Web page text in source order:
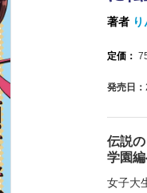
著者 り
定価：
発売日：
伝説
学園
女子大